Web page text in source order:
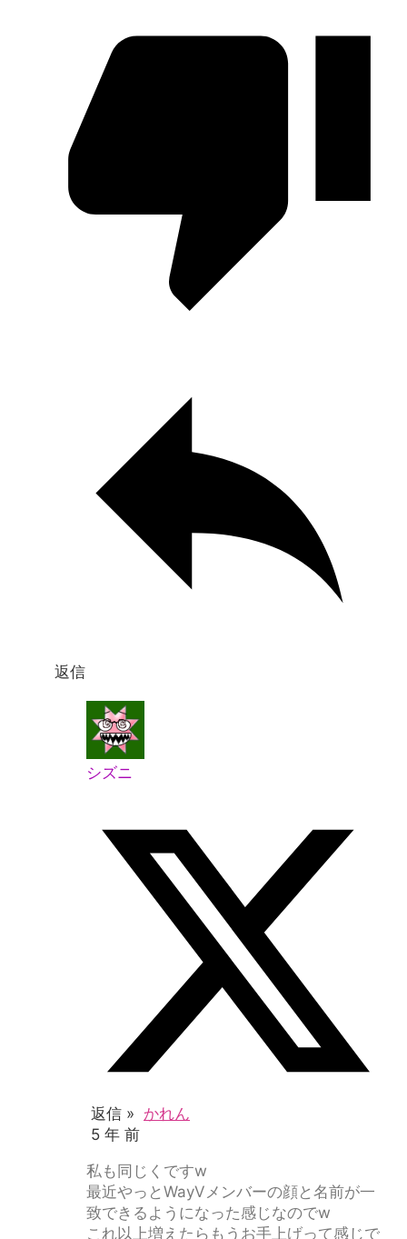
返信
シズニ
返信 » かれん
5 年 前
私も同じくですw
最近やっとWayVメンバーの顔と名前が一
致できるようになった感じなのでw
これ以上増えたらもうお手上げって感じで